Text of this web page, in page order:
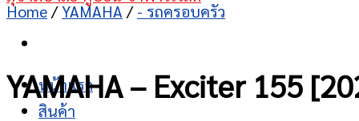
หน้าแรก
สินค้า
Home / YAMAHA / - รถครอบครัว
YAMAHA – Exciter 155